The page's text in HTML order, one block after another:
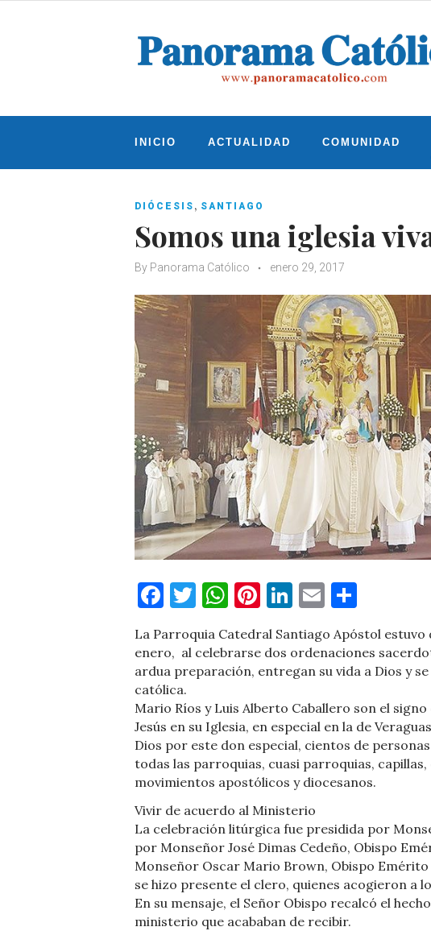
INICIO ACTUALIDAD COMUNIDAD
DIÓCESIS , SANTIAGO
Somos una iglesia
By Panorama Católico enero 29, 2017
Facebook
Twitter
WhatsApp
Pinterest
LinkedIn
Email
La Parroquia Catedral Santiago Apóstol estuvo
enero, al celebrarse dos ordenaciones
ardua preparación, entregan su vida a Dios y
católica.
Mario Ríos y Luis Alberto Caballero son el
Jesús en su Iglesia, en especial en la de
Dios por este don especial, cientos de
todas las parroquias, cuasi parroquias,
movimientos apostólicos y diocesanos.
Vivir de acuerdo al Ministerio
La celebración litúrgica fue presidida por
por Monseñor José Dimas Cedeño, Obispo
Monseñor Oscar Mario Brown, Obispo
se hizo presente el clero, quienes acogieron a
En su mensaje, el Señor Obispo recalcó el
ministerio que acababan de recibir.